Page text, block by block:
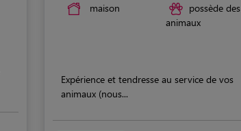
maison
possède des
animaux
Expérience et tendresse au service de vos
animaux (nous...